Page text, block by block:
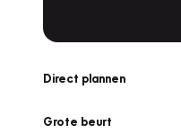
Direct plannen
Grote beurt